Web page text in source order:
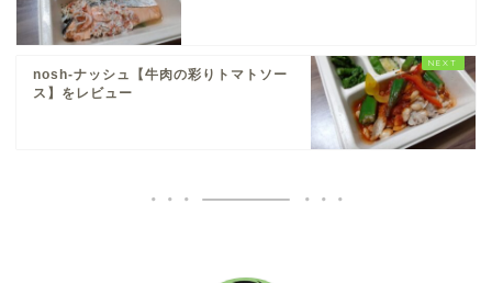
nosh-ナッシュ【牛肉の彩りトマトソー
ス】をレビュー